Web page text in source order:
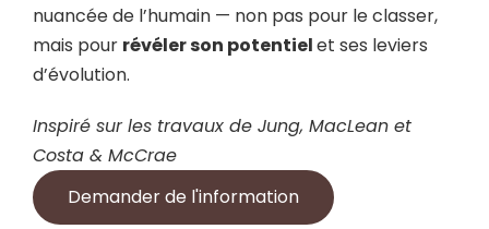
nuancée de l’humain — non pas pour le classer,
mais pour révéler son potentielet ses leviers
d’évolution.
Inspiré sur les travaux de Jung, MacLean et
Costa & McCrae
Demander de l'information